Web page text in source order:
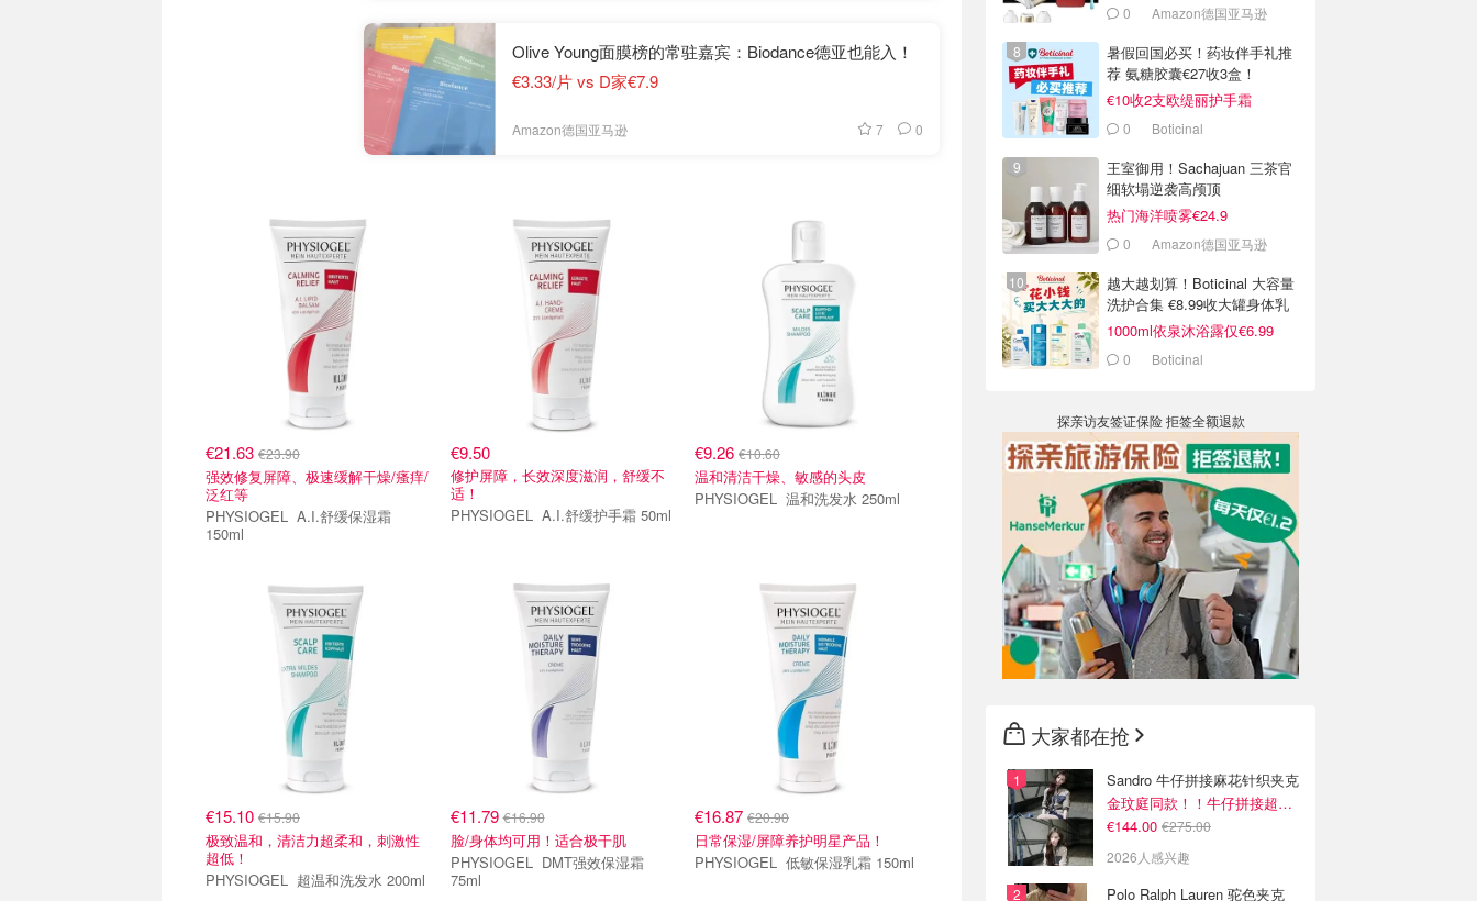
Olive Young面膜榜的常驻嘉宾：Biodance德亚也能入！
€3.33/片 vs D家€7.9
Amazon德国亚马逊 7 0
€21.63 €23.90
强效修复屏障、极速缓解干燥/瘙痒/
泛红等
PHYSIOGEL A.I.舒缓保湿霜
150ml
€9.50
修护屏障，长效深度滋润，舒缓不
适！
PHYSIOGEL A.I.舒缓护手霜 50ml
€9.26 €10.60
温和清洁干燥、敏感的头皮
PHYSIOGEL 温和洗发水 250ml
€15.10 €15.90
极致温和，清洁力超柔和，刺激性
超低！
PHYSIOGEL 超温和洗发水 200ml
€11.79€16.90
脸/身体均可用！适合极干肌
PHYSIOGEL DMT强效保湿霜
75ml
€16.87 €20.90
日常保湿/屏障养护明星产品！
PHYSIOGEL 低敏保湿乳霜 150ml
0 Amazon德国亚马逊
暑假回国必买！药妆伴手礼推
荐 氨糖胶囊€27收3盒！
€10收2支欧缇丽护手霜
0 Boticinal
王室御用！Sachajuan 三茶官
细软塌逆袭高颅顶
热门海洋喷雾€24.9
0 Amazon德国亚马逊
越大越划算！Boticinal 大容量
洗护合集 €8.99收大罐身体乳
1000ml依泉沐浴露仅€6.99
0 Boticinal
探亲访友签证保险 拒签全额退款
大家都在抢
Sandro 牛仔拼接麻花针织夹克
金玟庭同款！！牛仔拼接超有层次感
€144.00 €275.00
2026人感兴趣
Polo Ralph Lauren 驼色夹克